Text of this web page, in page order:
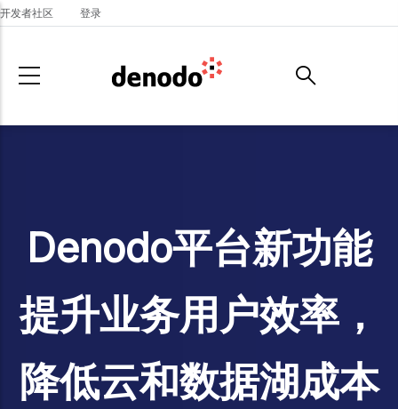
Skip to main content
开发者社区 登录
Denodo平台新功能
提升业务用户效率，
降低云和数据湖成本